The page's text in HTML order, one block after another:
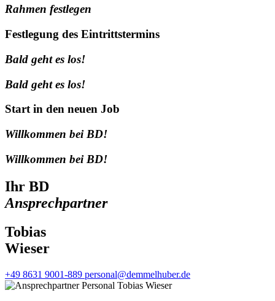
Rahmen festlegen
Festlegung des Eintrittstermins
Bald geht es los!
Bald geht es los!
Start in den neuen Job
Willkommen bei BD!
Willkommen bei BD!
Ihr BD
Ansprechpartner
Tobias
Wieser
+49 8631 9001-889 personal@demmelhuber.de